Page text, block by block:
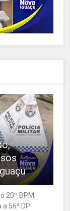
20º BPM;
56ª DP